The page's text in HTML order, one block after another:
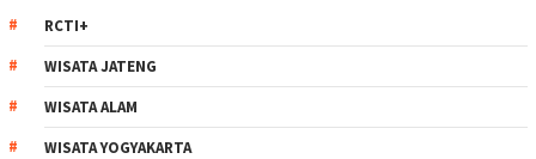
RCTI+
WISATA JATENG
WISATA ALAM
WISATA YOGYAKARTA